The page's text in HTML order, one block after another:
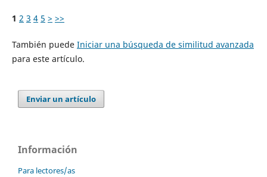
1 2 3 4 5 > >>
También puede Iniciar una búsqueda de similitud avanzada
para este artículo.
Enviar un artículo
Información
Para lectores/as